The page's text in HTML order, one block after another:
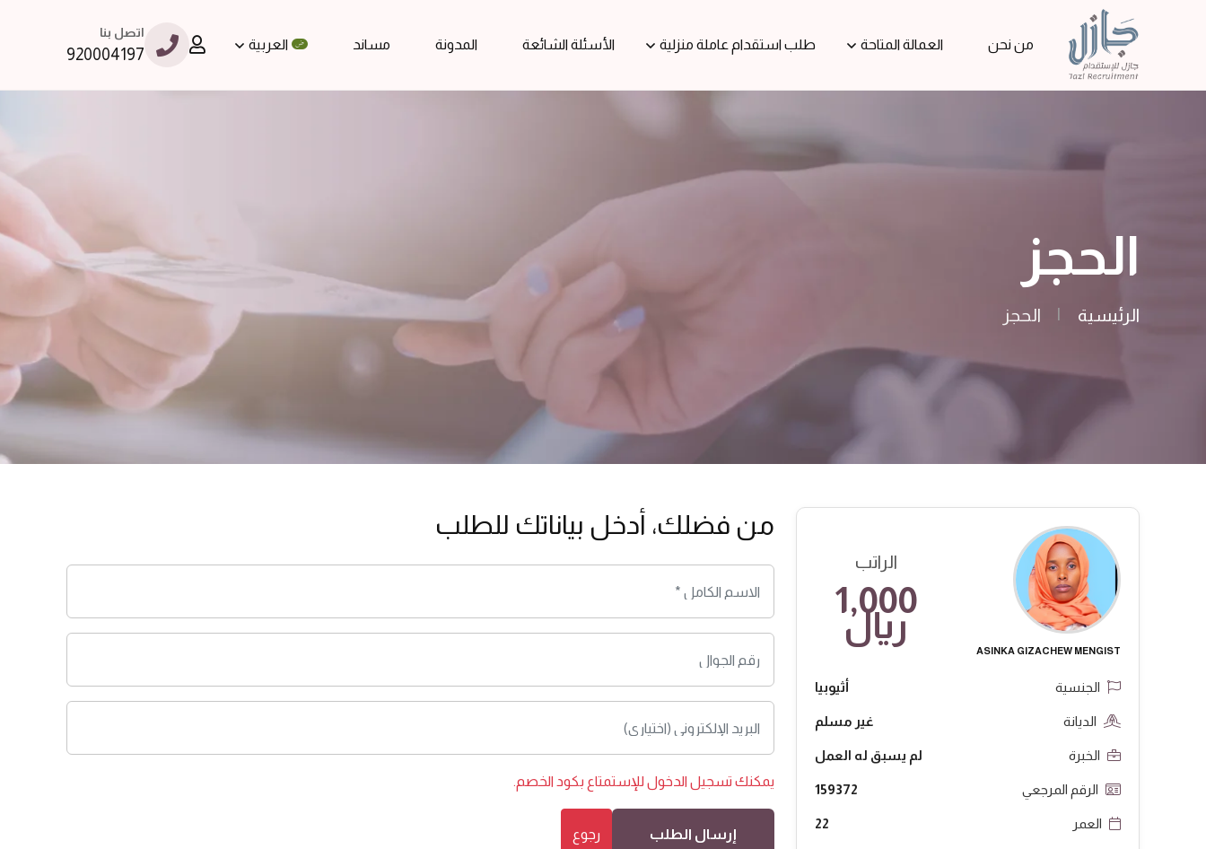
من نحن العمالة المتاحة طلب استقدام عاملة منزلية الأسئلة الشائعة المدونة مساند العربية
اتصل بنا
920004197
الحجز
الرئيسية الحجز
ASINKA GIZACHEW MENGIST
الراتب
1,000
ريال
الجنسية أثيوبيا
الديانة غير مسلم
الخبرة لم يسبق له العمل
الرقم المرجعي 159372
العمر 22
من فضلك، أدخل بياناتك للطلب
يمكنك تسجيل الدخولللإستمتاع بكود الخصم.
إرسال الطلب رجوع